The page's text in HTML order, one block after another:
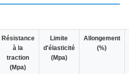
Résistance
à la
traction
(Mpa)
Limite
d'élasticité
(Mpa)
Allongement
(%)